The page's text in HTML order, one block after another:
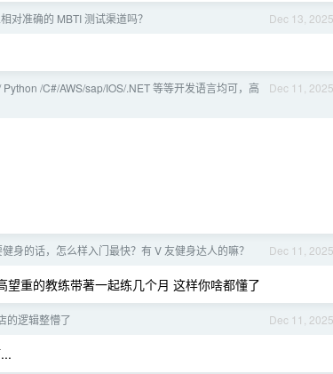
Dec 13, 2025
对准确的 MBTI 测试渠道吗？
Dec 11, 2025
/C#/AWS/sap/IOS/.NET 等等开发语言均可，高
Dec 11, 2025
身的话，怎么样入门最快？有 V 友健身达人的嘛？
重的教练带著一起练几个月 这样你啥都懂了
Dec 11, 2025
的逻辑整懵了